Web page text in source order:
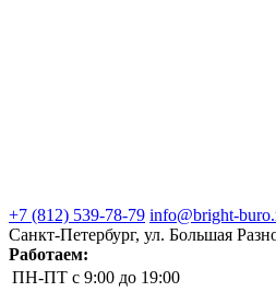
+7 (812) 539-78-79 info@bright-
Санкт-Петербург, ул. Большая
Работаем:
ПН-ПТ с 9:00 до 19:00